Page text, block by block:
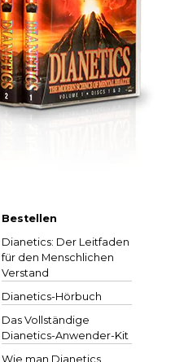
Bestellen
Dianetics: Der Leitfaden
für den Menschlichen
Verstand
Dianetics-Hörbuch
Das Vollständige
Dianetics-Anwender-Kit
Wie man Dianetics